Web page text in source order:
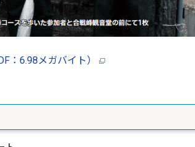
：6.98メガバイト）